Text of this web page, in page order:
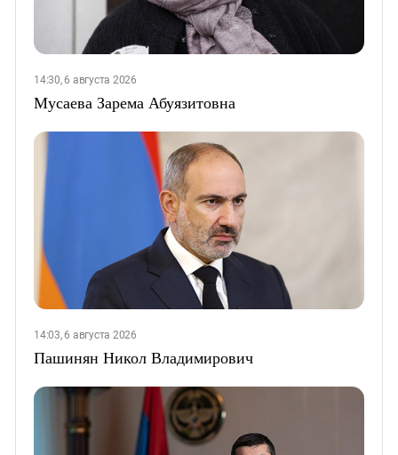
14:30, 6 августа 2026
Мусаева Зарема Абуязитовна
14:03, 6 августа 2026
Пашинян Никол Владимирович